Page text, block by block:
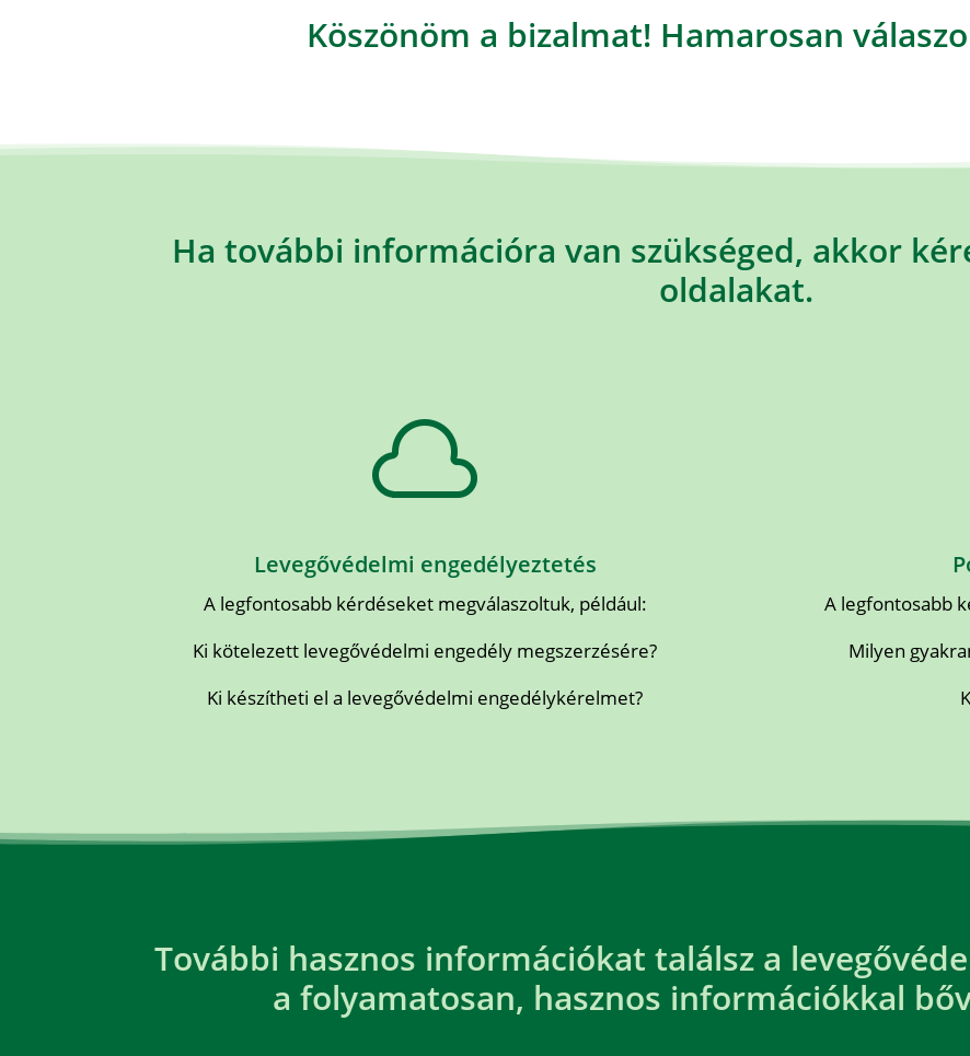
Köszönöm a bizalmat! Hamarosan
Ha további információra van szükséged, akkor
oldalakat.

Levegővédelmi engedélyeztetés
A legfontosabb kérdéseket megválaszoltuk, például:
Ki kötelezett levegővédelmi engedély megszerzésére?
Ki készítheti el a levegővédelmi engedélykérelmet?
A legfontosabb
Milyen
További hasznos információkat találsz a
a folyamatosan, hasznos információkkal